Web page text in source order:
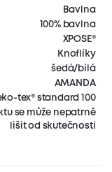
Bavlna
100% bavlna
XPOSE®
Knoflíky
šedá/bílá
AMANDA
tex® standard 100
se může nepatrně
lišit od skutečnosti